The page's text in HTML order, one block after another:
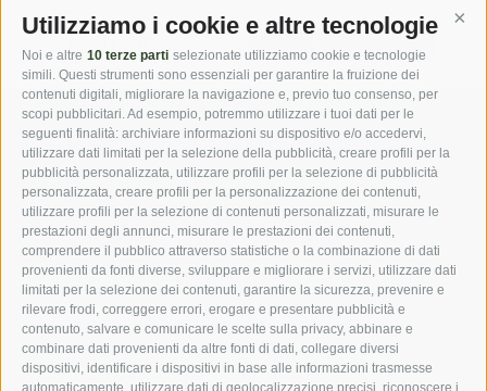
Utilizziamo i cookie e altre tecnologie
Noi e altre 10 terze parti selezionate utilizziamo cookie e tecnologie
simili. Questi strumenti sono essenziali per garantire la fruizione dei
contenuti digitali, migliorare la navigazione e, previo tuo consenso, per
scopi pubblicitari. Ad esempio, potremmo utilizzare i tuoi dati per le
seguenti finalità: archiviare informazioni su dispositivo e/o accedervi,
utilizzare dati limitati per la selezione della pubblicità, creare profili per la
pubblicità personalizzata, utilizzare profili per la selezione di pubblicità
personalizzata, creare profili per la personalizzazione dei contenuti,
utilizzare profili per la selezione di contenuti personalizzati, misurare le
prestazioni degli annunci, misurare le prestazioni dei contenuti,
comprendere il pubblico attraverso statistiche o la combinazione di dati
provenienti da fonti diverse, sviluppare e migliorare i servizi, utilizzare dati
limitati per la selezione dei contenuti, garantire la sicurezza, prevenire e
rilevare frodi, correggere errori, erogare e presentare pubblicità e
contenuto, salvare e comunicare le scelte sulla privacy, abbinare e
combinare dati provenienti da altre fonti di dati, collegare diversi
dispositivi, identificare i dispositivi in base alle informazioni trasmesse
automaticamente, utilizzare dati di geolocalizzazione precisi, riconoscere i
DOWNLOADS GALLERIA FOTO
NAVIGATORE WEBCAMS METEO
***s Hotel Jager Hans · Famiglia Ennemoser · Via Paese 3
39010 San Martino in Passiria
Tel: +39 0473 641253 · Fax: +39 0473 641078 ·